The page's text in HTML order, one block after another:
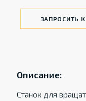
ЗАПРОСИТЬ
Описание:
Станок для